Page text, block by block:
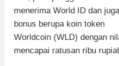
menerima World ID dan juga
bonus berupa koin token
Worldcoin (WLD) dengan
mencapai ratusan ribu